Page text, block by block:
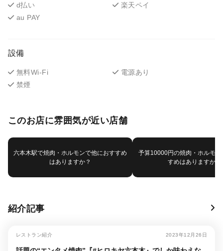
d払い
楽天ペイ
au PAY
設備
無料Wi-Fi
電源あり
禁煙
このお店に雰囲気が近い店舗
六本木駅で焼肉・ホルモンで他におすすめ
はありますか？
予算10000円の焼肉・ホルモン
すめはありますか？
紹介記事
レストラン紹介 2023年12月26日